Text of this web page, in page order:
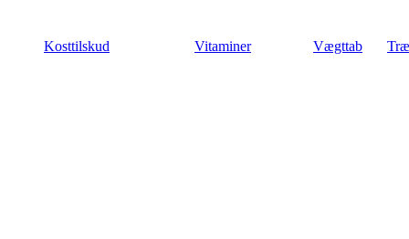
indholdKosttilskud Vitaminer Vægttab